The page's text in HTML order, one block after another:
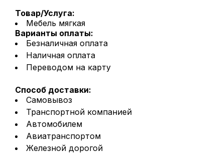
Товар/Услуга:
Мебель мягкая
Варианты оплаты:
Безналичная оплата
Наличная оплата
Переводом на карту
Способ доставки:
Самовывоз
Транспортной компанией
Автомобилем
Авиатранспортом
Железной дорогой